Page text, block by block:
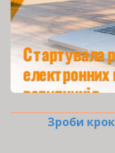
Зроби